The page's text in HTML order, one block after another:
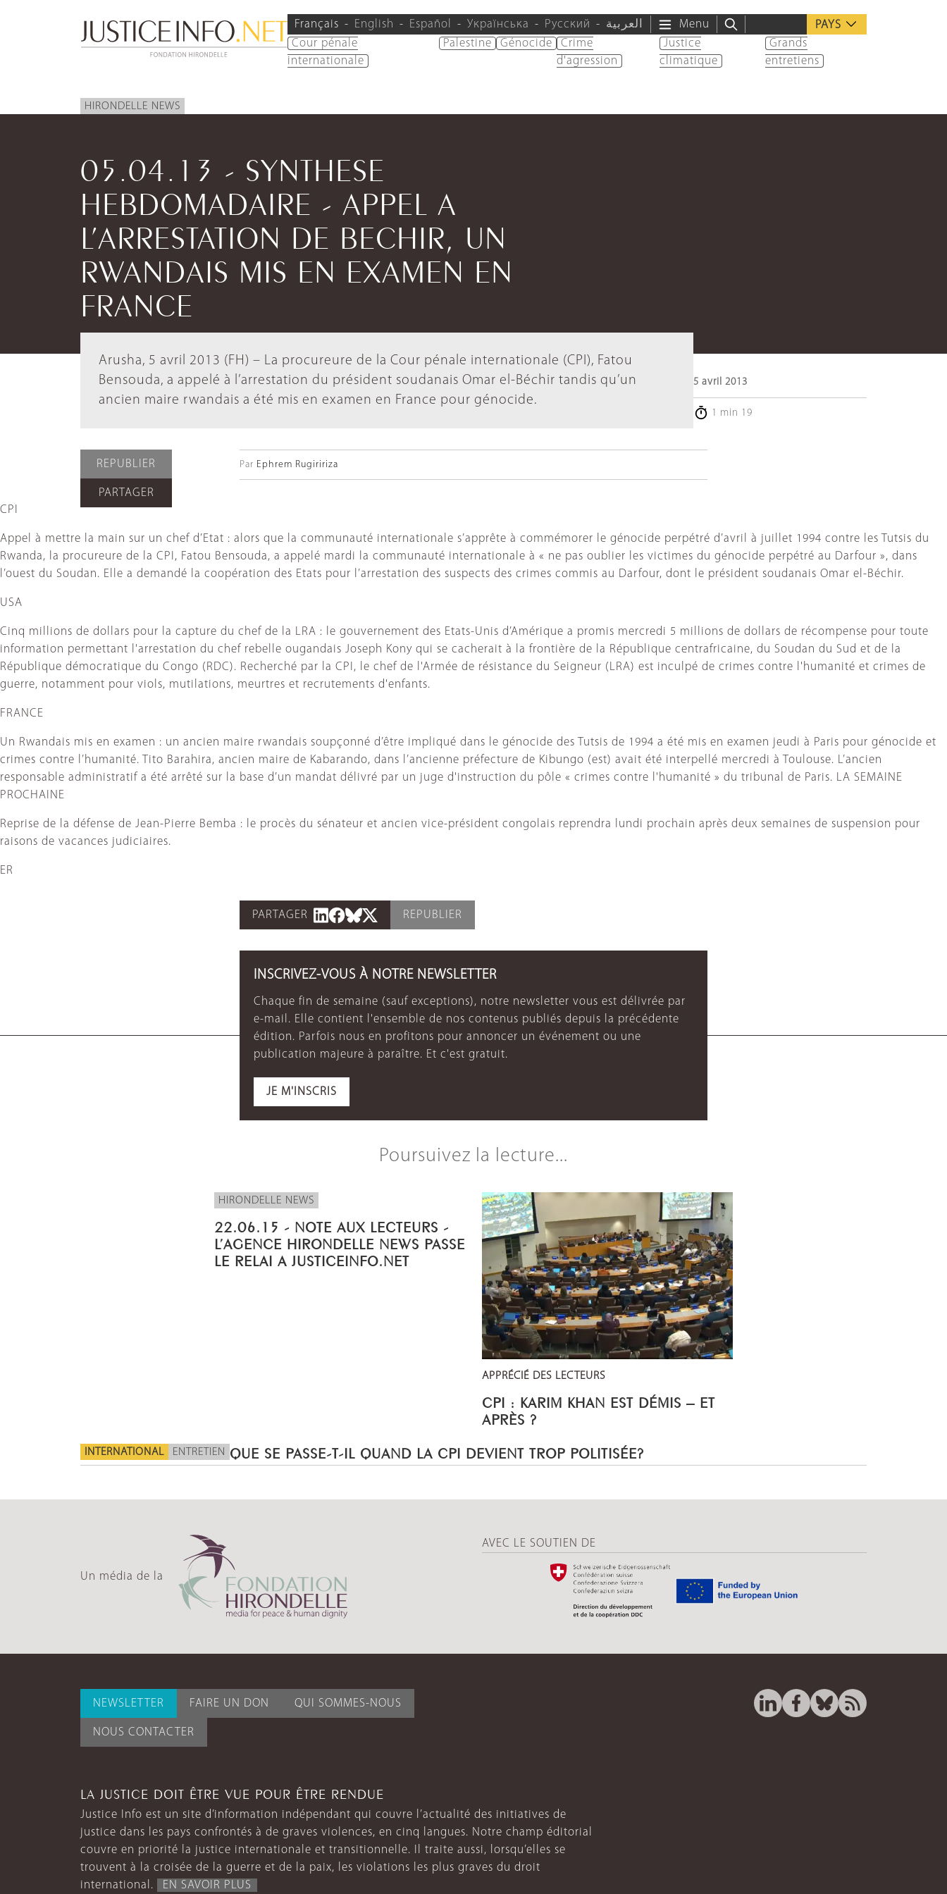
Français English Español Українська Русский العربية Menu
PAYS
Cour pénale
internationale
Palestine Génocide
Crime
d'agression
Justice
climatique
Grands
entretiens
HIRONDELLE NEWS
05.04.13 - SYNTHESE
HEBDOMADAIRE - APPEL A
L’ARRESTATION DE BECHIR, UN
RWANDAIS MIS EN EXAMEN EN
FRANCE
Arusha, 5 avril 2013 (FH) – La procureure de la Cour pénale internationale (CPI), Fatou
Bensouda, a appelé à l’arrestation du président soudanais Omar el-Béchir tandis qu’un
ancien maire rwandais a été mis en examen en France pour génocide.
5 avril 2013
1 min 19
REPUBLIER
PARTAGER
Par Ephrem Rugiririza
CPI
Appel à mettre la main sur un chef d’Etat : alors que la communauté internationale s’apprête à commémorer le génocide perpétré d’avril à juillet 1994 contre les Tutsis du
Rwanda, la procureure de la CPI, Fatou Bensouda, a appelé mardi la communauté internationale à « ne pas oublier les victimes du génocide perpétré au Darfour », dans
l’ouest du Soudan. Elle a demandé la coopération des Etats pour l’arrestation des suspects des crimes commis au Darfour, dont le président soudanais Omar el-Béchir.
USA
Cinq millions de dollars pour la capture du chef de la LRA : le gouvernement des Etats-Unis d’Amérique a promis mercredi 5 millions de dollars de récompense pour toute
information permettant l'arrestation du chef rebelle ougandais Joseph Kony qui se cacherait à la frontière de la République centrafricaine, du Soudan du Sud et de la
République démocratique du Congo (RDC). Recherché par la CPI, le chef de l'Armée de résistance du Seigneur (LRA) est inculpé de crimes contre l'humanité et crimes de
guerre, notamment pour viols, mutilations, meurtres et recrutements d'enfants.
FRANCE
Un Rwandais mis en examen : un ancien maire rwandais soupçonné d’être impliqué dans le génocide des Tutsis de 1994 a été mis en examen jeudi à Paris pour génocide et
crimes contre l’humanité. Tito Barahira, ancien maire de Kabarando, dans l’ancienne préfecture de Kibungo (est) avait été interpellé mercredi à Toulouse. L’ancien
responsable administratif a été arrêté sur la base d’un mandat délivré par un juge d'instruction du pôle « crimes contre l'humanité » du tribunal de Paris. LA SEMAINE
PROCHAINE
Reprise de la défense de Jean-Pierre Bemba : le procès du sénateur et ancien vice-président congolais reprendra lundi prochain après deux semaines de suspension pour
raisons de vacances judiciaires.
ER
PARTAGER REPUBLIER
INSCRIVEZ-VOUS À NOTRE NEWSLETTER
Chaque fin de semaine (sauf exceptions), notre newsletter vous est délivrée par
e-mail. Elle contient l'ensemble de nos contenus publiés depuis la précédente
édition. Parfois nous en profitons pour annoncer un événement ou une
publication majeure à paraître. Et c'est gratuit.
JE M'INSCRIS
Poursuivez la lecture...
HIRONDELLE NEWS
22.06.15 - NOTE AUX LECTEURS -
L’AGENCE HIRONDELLE NEWS PASSE
LE RELAI A JUSTICEINFO.NET
APPRÉCIÉ DES LECTEURS
CPI : KARIM KHAN EST DÉMIS – ET
APRÈS ?
INTERNATIONAL ENTRETIEN QUE SE PASSE-T-IL QUAND LA CPI DEVIENT TROP POLITISÉE?
Un média de la
AVEC LE SOUTIEN DE
NEWSLETTER FAIRE UN DON QUI SOMMES-NOUS
NOUS CONTACTER
LA JUSTICE DOIT ÊTRE VUE POUR ÊTRE RENDUE
Justice Info est un site d’information indépendant qui couvre l’actualité des initiatives de
justice dans les pays confrontés à de graves violences, en cinq langues. Notre champ éditorial
couvre en priorité la justice internationale et transitionnelle. Il traite aussi, lorsqu’elles se
trouvent à la croisée de la guerre et de la paix, les violations les plus graves du droit
international.
EN SAVOIR PLUS